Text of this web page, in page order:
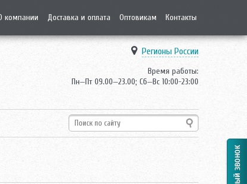
компании Доставка и оплата Оптовикам Контакты
Регионы России
Время работы:
Пн—Пт 09.00—23.00; Сб—Вс 10:00-23:00